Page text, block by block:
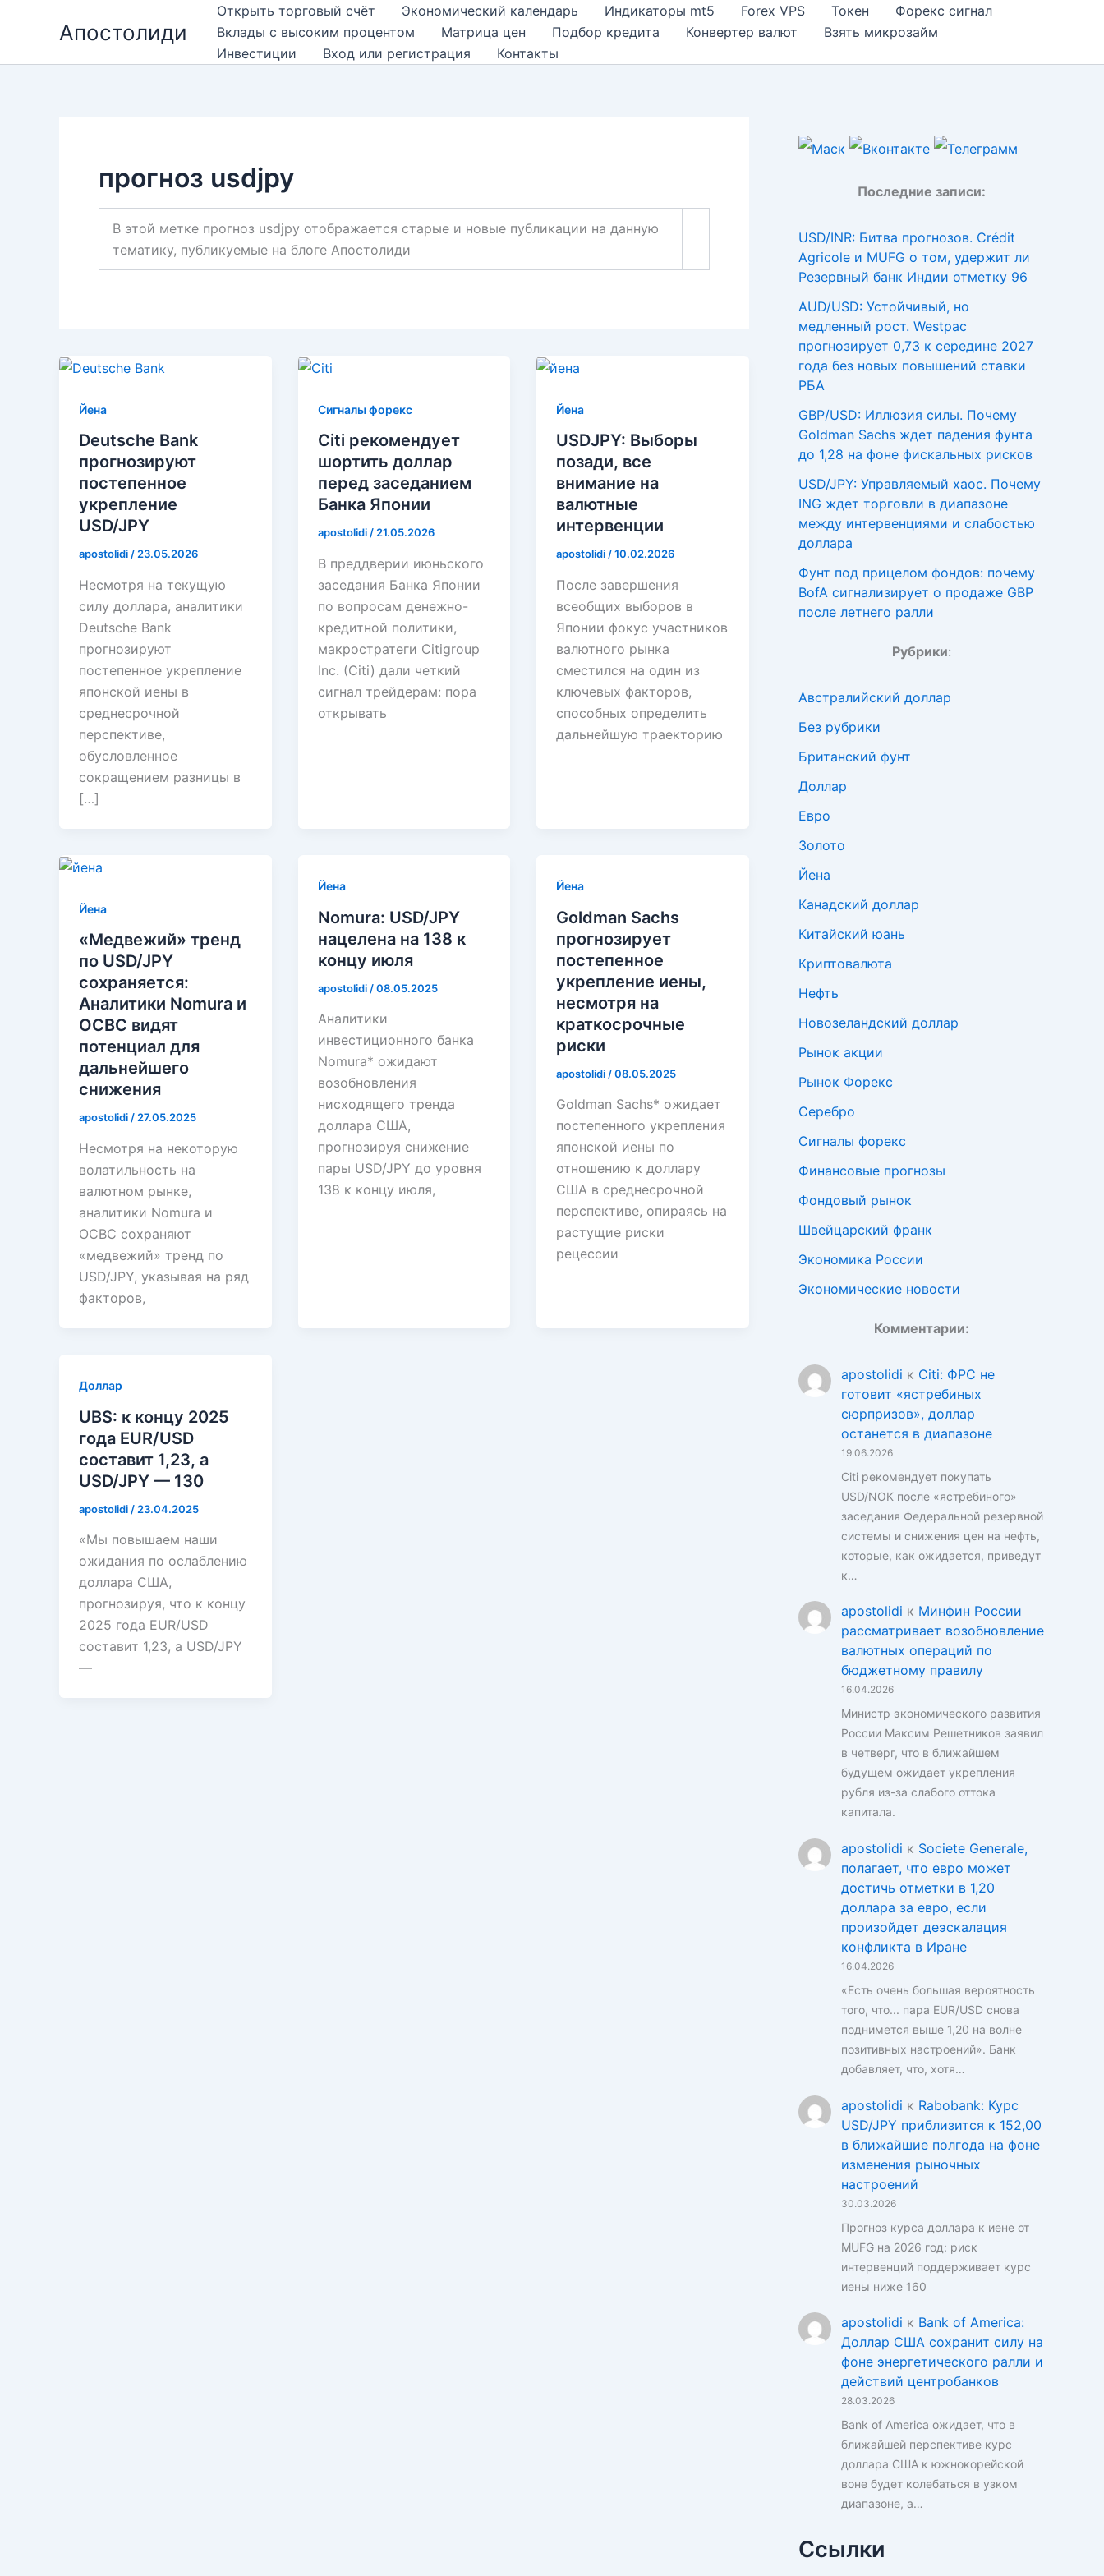
Апостолиди
Открыть торговый счёт Экономический календарь Индикаторы mt5 Forex VPS Токен
Форекс сигнал
Вклады с высоким процентом
Матрица цен Подбор кредита Конвертер валют
Взять микрозайм
Инвестиции
Вход или регистрация Контакты
прогноз usdjpy
В этой метке прогноз usdjpy отображается старые и новые публикации на данную
тематику, публикуемые на блоге Апостолиди
Йена
Deutsche Bank
прогнозируют
постепенное
укрепление
USD/JPY
apostolidi/23.05.2026
Несмотря на текущую
силу доллара, аналитики
Deutsche Bank
прогнозируют
постепенное укрепление
японской иены в
среднесрочной
перспективе,
обусловленное
сокращением разницы в
[…]
Сигналы форекс
Citi рекомендует
шортить доллар
перед заседанием
Банка Японии
apostolidi/21.05.2026
В преддверии июньского
заседания Банка Японии
по вопросам денежно-
кредитной политики,
макростратеги Citigroup
Inc. (Citi) дали четкий
сигнал трейдерам: пора
открывать
Йена
USDJPY: Выборы
позади, все
внимание на
валютные
интервенции
apostolidi/10.02.2026
После завершения
всеобщих выборов в
Японии фокус участников
валютного рынка
сместился на один из
ключевых факторов,
способных определить
дальнейшую траекторию
Йена
«Медвежий» тренд
по USD/JPY
сохраняется:
Аналитики Nomura и
OCBC видят
потенциал для
дальнейшего
снижения
apostolidi/27.05.2025
Несмотря на некоторую
волатильность на
валютном рынке,
аналитики Nomura и
OCBC сохраняют
«медвежий» тренд по
USD/JPY, указывая на ряд
факторов,
Йена
Nomura: USD/JPY
нацелена на 138 к
концу июля
apostolidi /08.05.2025
Аналитики
инвестиционного банка
Nomura* ожидают
возобновления
нисходящего тренда
доллара США,
прогнозируя снижение
пары USD/JPY до уровня
138 к концу июля,
Йена
Goldman Sachs
прогнозирует
постепенное
укрепление иены,
несмотря на
краткосрочные
риски
apostolidi /08.05.2025
Goldman Sachs* ожидает
постепенного укрепления
японской иены по
отношению к доллару
США в среднесрочной
перспективе, опираясь на
растущие риски
рецессии
Доллар
UBS: к концу 2025
года EUR/USD
составит 1,23, а
USD/JPY — 130
apostolidi / 23.04.2025
«Мы повышаем наши
ожидания по ослаблению
доллара США,
прогнозируя, что к концу
2025 года EUR/USD
составит 1,23, а USD/JPY
—
Последние записи:
USD/INR: Битва прогнозов. Crédit
Agricole и MUFG о том, удержит ли
Резервный банк Индии отметку 96
AUD/USD: Устойчивый, но
медленный рост. Westpac
прогнозирует 0,73 к середине 2027
года без новых повышений ставки
РБА
GBP/USD: Иллюзия силы. Почему
Goldman Sachs ждет падения фунта
до 1,28 на фоне фискальных рисков
USD/JPY: Управляемый хаос. Почему
ING ждет торговли в диапазоне
между интервенциями и слабостью
доллара
Фунт под прицелом фондов: почему
BofA сигнализирует о продаже GBP
после летнего ралли
Рубрики:
Австралийский доллар
Без рубрики
Британский фунт
Доллар
Евро
Золото
Йена
Канадский доллар
Китайский юань
Криптовалюта
Нефть
Новозеландский доллар
Рынок акции
Рынок Форекс
Серебро
Сигналы форекс
Финансовые прогнозы
Фондовый рынок
Швейцарский франк
Экономика России
Экономические новости
Комментарии:
apostolidi к Citi: ФРС не
готовит «ястребиных
сюрпризов», доллар
останется в диапазоне
19.06.2026
Citi рекомендует покупать
USD/NOK после «ястребиного»
заседания Федеральной резервной
системы и снижения цен на нефть,
которые, как ожидается, приведут
к…
apostolidi к Минфин России
рассматривает возобновление
валютных операций по
бюджетному правилу
16.04.2026
Министр экономического развития
России Максим Решетников заявил
в четверг, что в ближайшем
будущем ожидает укрепления
рубля из-за слабого оттока
капитала.
apostolidi к Societe Generale,
полагает, что евро может
достичь отметки в 1,20
доллара за евро, если
произойдет деэскалация
конфликта в Иране
16.04.2026
«Есть очень большая вероятность
того, что... пара EUR/USD снова
поднимется выше 1,20 на волне
позитивных настроений». Банк
добавляет, что, хотя…
apostolidi к Rabobank: Курс
USD/JPY приблизится к 152,00
в ближайшие полгода на фоне
изменения рыночных
настроений
30.03.2026
Прогноз курса доллара к иене от
MUFG на 2026 год: риск
интервенций поддерживает курс
иены ниже 160
apostolidi к Bank of America:
Доллар США сохранит силу на
фоне энергетического ралли и
действий центробанков
28.03.2026
Bank of America ожидает, что в
ближайшей перспективе курс
доллара США к южнокорейской
воне будет колебаться в узком
диапазоне, а…
Ссылки